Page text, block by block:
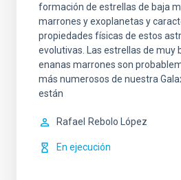
formación de estrellas de baja
marrones y exoplanetas y
propiedades físicas de estos
evolutivas. Las estrellas de muy
enanas marrones son
más numerosos de nuestra
están
Rafael Rebolo López
En ejecución